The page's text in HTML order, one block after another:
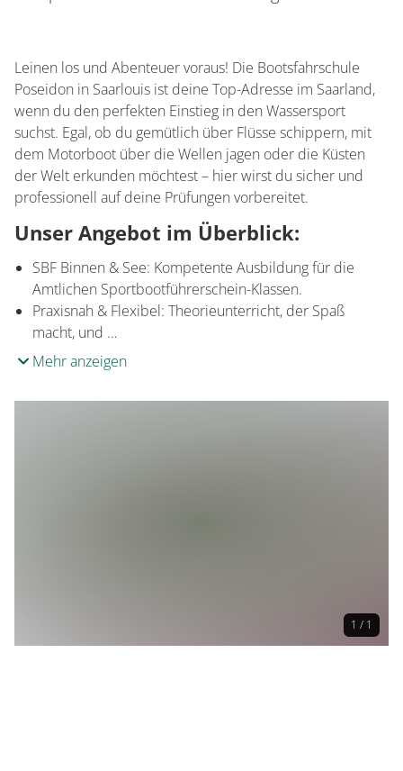
Leinen los und Abenteuer voraus! Die Bootsfahrschule
Poseidon in Saarlouis ist deine Top-Adresse im Saarland,
wenn du den perfekten Einstieg in den Wassersport
suchst. Egal, ob du gemütlich über Flüsse schippern, mit
dem Motorboot über die Wellen jagen oder die Küsten
der Welt erkunden möchtest – hier wirst du sicher und
professionell auf deine Prüfungen vorbereitet.
Unser Angebot im Überblick:
SBF Binnen & See: Kompetente Ausbildung für die
Amtlichen Sportbootführerschein-Klassen.
Praxisnah & Flexibel: Theorieunterricht, der Spaß
macht, und …
Mehr anzeigen
1 / 1